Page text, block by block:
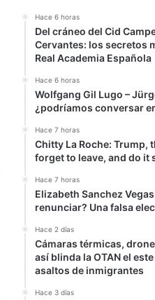
Hace 6 horas
Del cráneo del Cid
Cervantes: los secretos
Real Academia Española
Hace 6 horas
Wolfgang Gil Lugo –
¿podríamos conversar
Hace 7 horas
Chitty La Roche: Trump,
forget to leave, and do it
Hace 7 horas
Elizabeth Sanchez
renunciar? Una falsa
Hace 2 días
Cámaras térmicas,
así blinda la OTAN el
asaltos de inmigrantes
Hace 3 días